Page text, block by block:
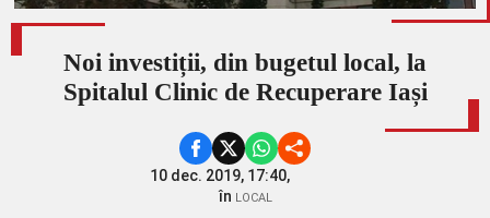
Noi investiții, din bugetul local, la
Spitalul Clinic de Recuperare Iași
10 dec. 2019, 17:40,
în LOCAL